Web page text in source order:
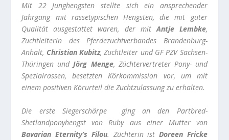
Mit 22 Junghengsten stellte sich ein ansprechender
Jahrgang mit rassetypischen Hengsten, die mit guter
Qualität ausgestattet waren, der mitAntje Lembke,
Zuchtleiterin des Pferdezuchtverbandes Brandenburg-
Anhalt, Christian Kubitz, Zuchtleiter und GF PZV Sachsen-
Thüringen undJörg Menge, Züchtervertreter Pony- und
Spezialrassen, besetzten Körkommission vor, um mit
einem positiven Körurteil die Zuchtzulassung zu erhalten.
Die erste Siegerschärpe ging an den Partbred-
Shetlandponyhengst von Ruby aus einer Mutter von
Bavarian Eternity’s Filou. Züchterin ist Doreen Fricke